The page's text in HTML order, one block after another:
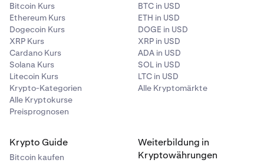
Bitcoin Kurs
Ethereum Kurs
Dogecoin Kurs
XRP Kurs
Cardano Kurs
Solana Kurs
Litecoin Kurs
Krypto-Kategorien
Alle Kryptokurse
Preisprognosen
BTC in USD
ETH in USD
DOGE in USD
XRP in USD
ADA in USD
SOL in USD
LTC in USD
Alle Kryptomärkte
Krypto Guide
Bitcoin kaufen
Weiterbildung in
Kryptowährungen